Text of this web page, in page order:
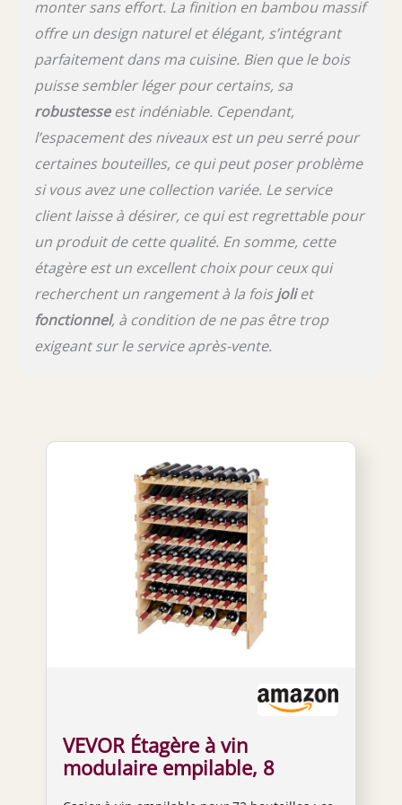
monter sans effort. La finition en bambou massif
offre un design naturel et élégant, s’intégrant
parfaitement dans ma cuisine. Bien que le bois
puisse sembler léger pour certains, sa
robustesseest indéniable. Cependant,
l’espacement des niveaux est un peu serré pour
certaines bouteilles, ce qui peut poser problème
si vous avez une collection variée. Le service
client laisse à désirer, ce qui est regrettable pour
un produit de cette qualité. En somme, cette
étagère est un excellent choix pour ceux qui
recherchent un rangement à la foisjoliet
fonctionnel, à condition de ne pas être trop
exigeant sur le service après-vente.
VEVOR Étagère à vin
modulaire empilable, 8